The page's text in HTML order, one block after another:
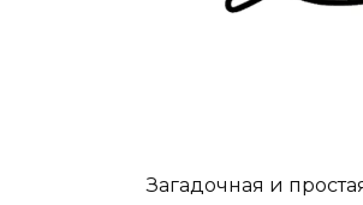
Загадочная и